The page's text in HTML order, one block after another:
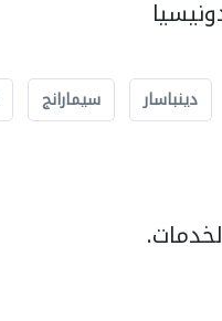
دينباسار سيمارانج